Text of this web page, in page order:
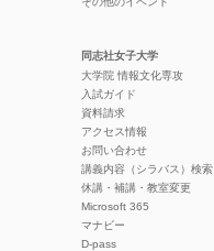
同志社女子大学
大学院 情報文化専攻
入試ガイド
資料請求
アクセス情報
お問い合わせ
講義内容（シラバス）検索
休講・補講・教室変更
Microsoft 365
マナビー
D-pass